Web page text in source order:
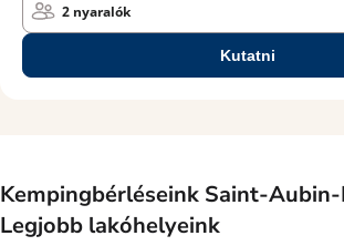
2 nyaralók
Kutatni
Kempingbérléseink Saint-
Legjobb lakóhelyeink